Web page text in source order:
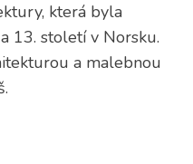
která byla
13. století v Norsku.
a malebnou